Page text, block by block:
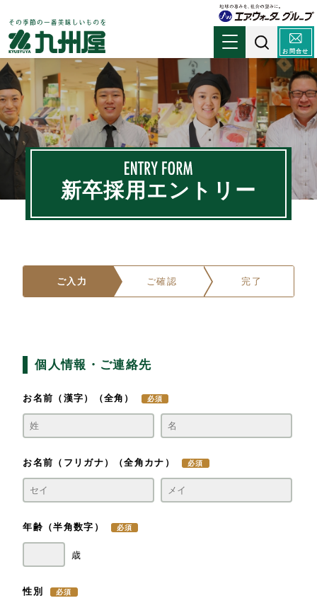
お問合せ
新卒採用エントリー
ご入力 ご確認 完了
個人情報・ご連絡先
お名前（漢字） （全角）
お名前（フリガナ） （全角カナ）
年齢 （半角数字）
性別